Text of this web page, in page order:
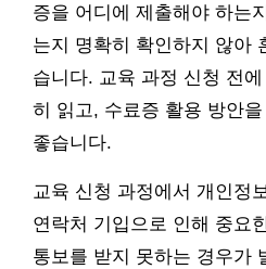
증을 어디에 제출해야 하는
는지 명확히 확인하지 않아
습니다. 교육 과정 신청 전
히 읽고, 수료증 활용 방안을
좋습니다.
교육 신청 과정에서 개인정
연락처 기입으로 인해 중요
통보를 받지 못하는 경우가